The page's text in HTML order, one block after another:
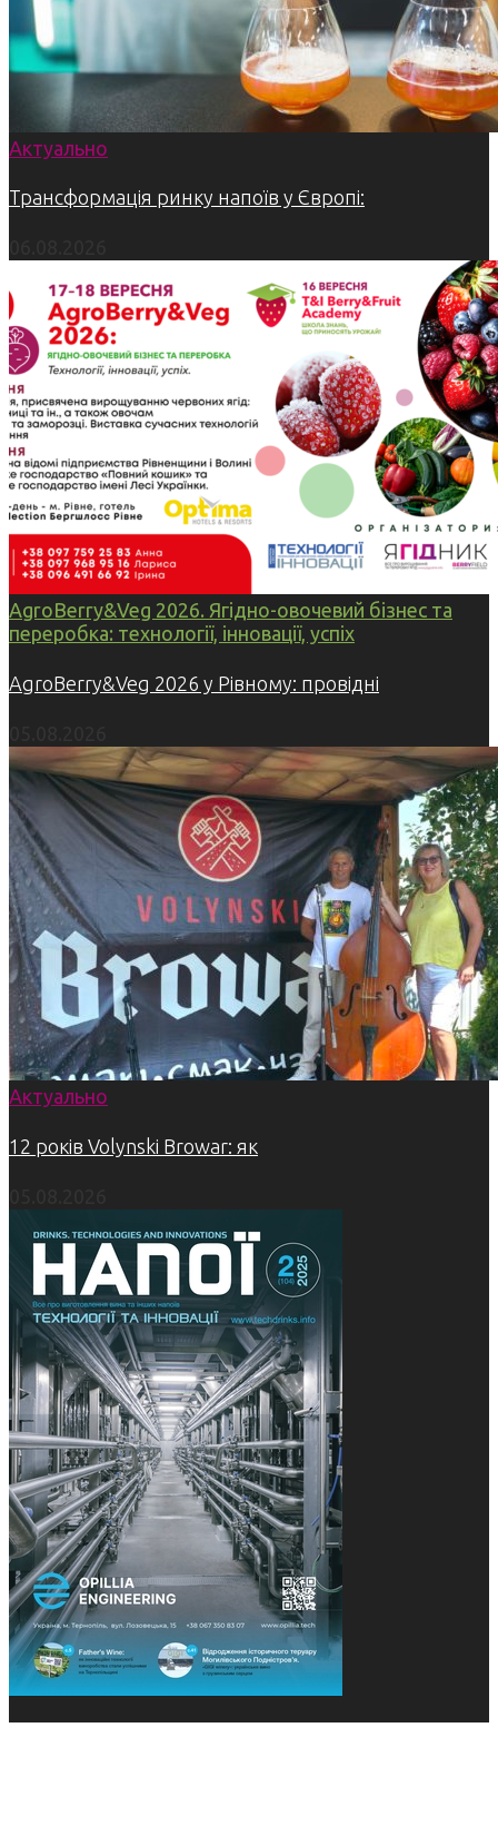
Актуально
Трансформація ринку напоїв у Європі:
AgroBerry&Veg 2026. Ягідно-овочевий бізнес та
переробка: технології, інновації, успіх
AgroBerry&Veg 2026 у Рівному: провідні
Актуально
12 років Volynski Browar: як